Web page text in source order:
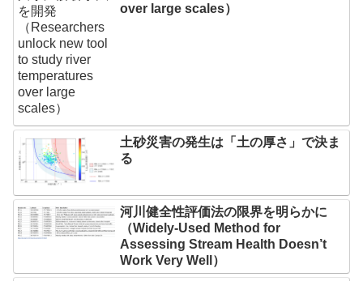
over large scales）
土砂災害の発生は「土の厚さ」で決ま
る
河川健全性評価法の限界を明らかに
（Widely-Used Method for
Assessing Stream Health Doesn’t
Work Very Well）